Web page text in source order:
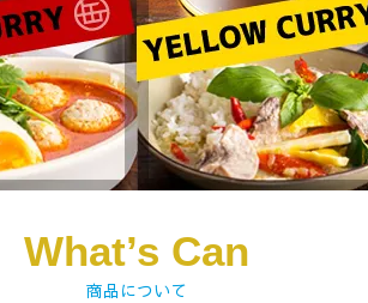
What’s Can
商品について